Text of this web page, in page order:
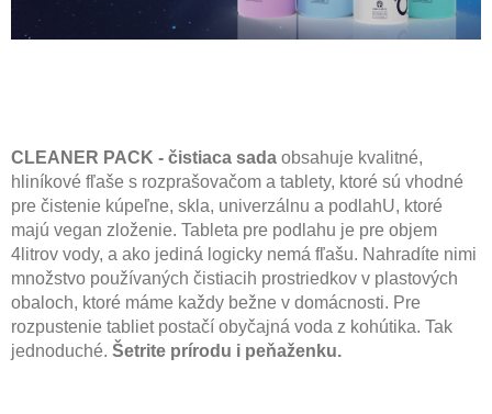
CLEANER PACK - čistiaca sada obsahuje kvalitné,
hliníkové fľaše s rozprašovačom a tablety, ktoré sú vhodné
pre čistenie kúpeľne, skla, univerzálnu a podlahU, ktoré
majú vegan zloženie. Tableta pre podlahu je pre objem
4litrov vody, a ako jediná logicky nemá fľašu. Nahradíte nimi
množstvo používaných čistiacih prostriedkov v plastových
obaloch, ktoré máme každy bežne v domácnosti. Pre
rozpustenie tabliet postačí obyčajná voda z kohútika. Tak
jednoduché. Šetrite prírodu i peňaženku.